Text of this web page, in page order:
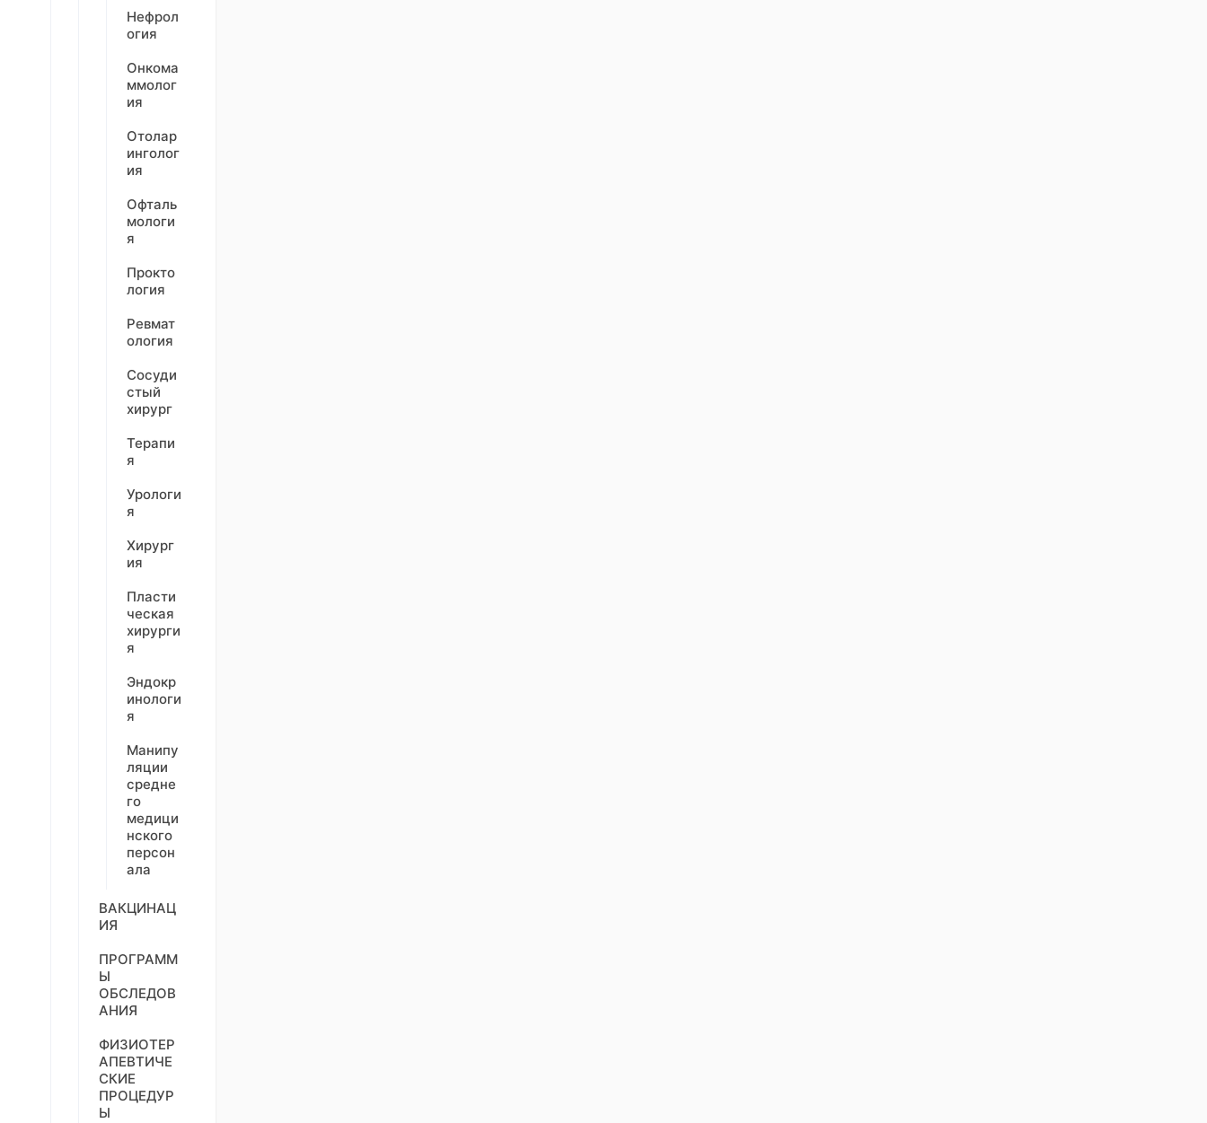
Нефрол
огия
Онкома
ммолог
ия
Отолар
инголог
ия
Офталь
мологи
я
Прокто
логия
Ревмат
ология
Сосуди
стый
хирург
Терапи
я
Урологи
я
Хирург
ия
Пласти
ческая
хирурги
я
Эндокр
инологи
я
Манипу
ляции
средне
го
медици
нского
персон
ала
ВАКЦИНАЦ
ИЯ
ПРОГРАММ
Ы
ОБСЛЕДОВ
АНИЯ
ФИЗИОТЕР
АПЕВТИЧЕ
СКИЕ
ПРОЦЕДУР
Ы